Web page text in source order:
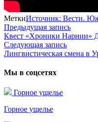
МеткиИсточник: Вести.
Навигация
по
Предыдущая запись
запись:
Квест «Хроники Нарнии»
Следующая запись
запись:
Лингвистическая смена в
Мы в соцсетях
Горное ущелье
Горное ущелье